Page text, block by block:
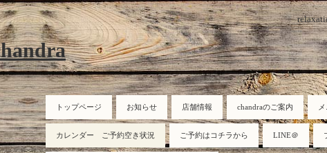
トップページ お知らせ 店舗情報 chandraのご案内
カレンダー ご予約空き状況 ご予約はコチラから LINE＠